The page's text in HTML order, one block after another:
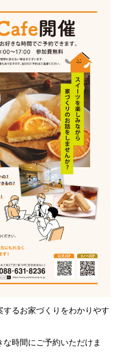
るお家づくりをわかりやす
時間にご予約いただけま